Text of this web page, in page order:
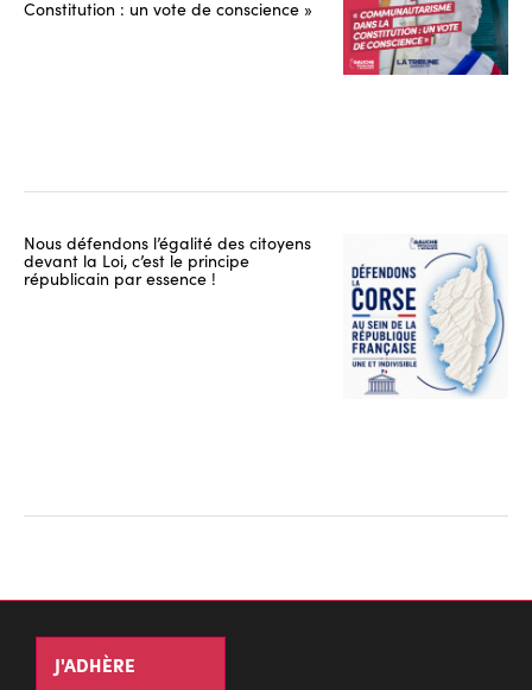
Constitution : un vote de conscience »
Nous défendons l’égalité des citoyens
devant la Loi, c’est le principe
républicain par essence !
J'ADHÈRE